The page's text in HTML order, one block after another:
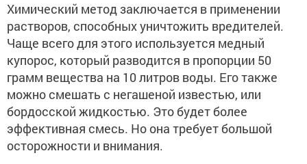
Химический метод заключается в применении
растворов, способных уничтожить вредителей.
Чаще всего для этого используется медный
купорос, который разводится в пропорции 50
грамм вещества на 10 литров воды. Его также
можно смешать с негашеной известью, или
бордосской жидкостью. Это будет более
эффективная смесь. Но она требует большой
осторожности и внимания.